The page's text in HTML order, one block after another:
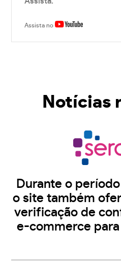
Assista no
Notícias
Durante o
o site também
verificação de
e-commerce